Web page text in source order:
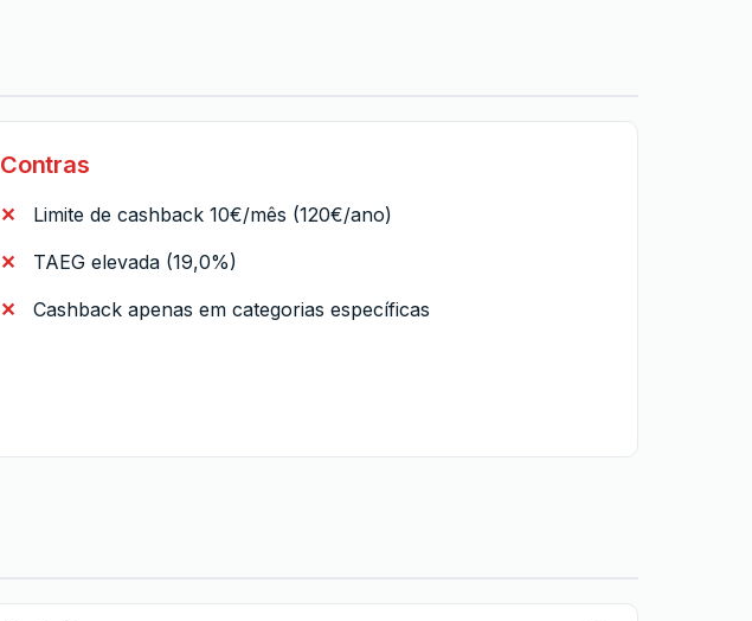
Contras
Limite de cashback 10€/mês (120€/ano)
TAEG elevada (19,0%)
Cashback apenas em categorias específicas